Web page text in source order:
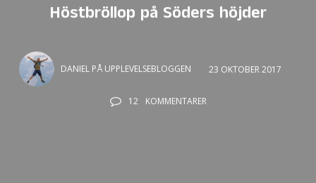
Höstbröllop på Söders höjder
DANIEL PÅ UPPLEVELSEBLOGGEN 23 OKTOBER 2017
12 KOMMENTARER